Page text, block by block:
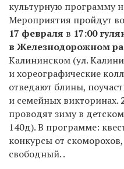
культурную программу
Мероприятия пройдут
17 февраля в 17:00
в Железнодорожном
Калининском (ул.
и хореографические
отведают блины,
и семейных викторинах.
проводят зиму в
140д). В программе:
конкурсы от
свободный. .